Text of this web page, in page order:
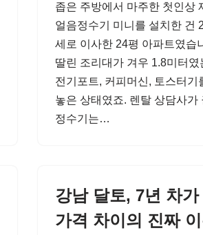
좁은 주방에서 마주한 첫인상
얼음정수기 미니를 설치한 건
세로 이사한 24평 아파트였습
딸린 조리대가 겨우 1.8미터였
전기포트, 커피머신, 토스터기
놓은 상태였죠. 렌탈 상담사가
정수기는…
강남 달토, 7년 차
가격 차이의 진짜